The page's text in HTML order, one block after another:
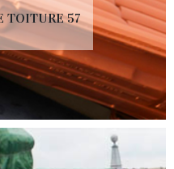
TOITURE 57